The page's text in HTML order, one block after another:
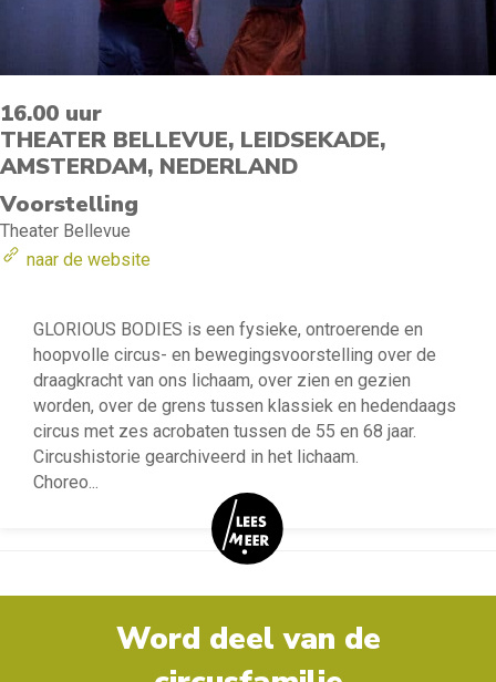
16.00 uur
THEATER BELLEVUE, LEIDSEKADE,
AMSTERDAM, NEDERLAND
Voorstelling
Theater Bellevue
naar de website
GLORIOUS BODIES is een fysieke, ontroerende en
hoopvolle circus- en bewegingsvoorstelling over de
draagkracht van ons lichaam, over zien en gezien
worden, over de grens tussen klassiek en hedendaags
circus met zes acrobaten tussen de 55 en 68 jaar.
Circushistorie gearchiveerd in het lichaam.
Choreo
Word deel van de